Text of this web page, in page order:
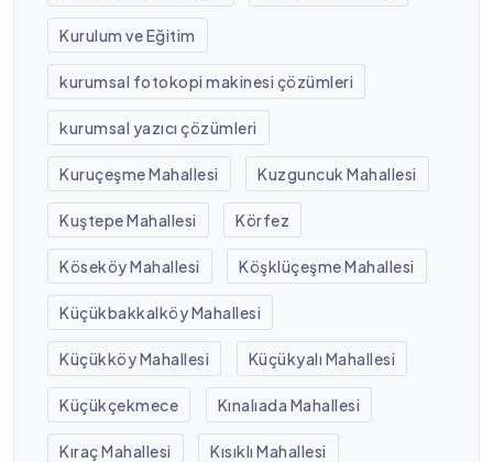
Kurulum ve Eğitim
kurumsal fotokopi makinesi çözümleri
kurumsal yazıcı çözümleri
Kuruçeşme Mahallesi Kuzguncuk Mahallesi
Kuştepe Mahallesi Körfez
Köseköy Mahallesi Köşklüçeşme Mahallesi
Küçükbakkalköy Mahallesi
Küçükköy Mahallesi Küçükyalı Mahallesi
Küçükçekmece Kınalıada Mahallesi
Kıraç Mahallesi Kısıklı Mahallesi